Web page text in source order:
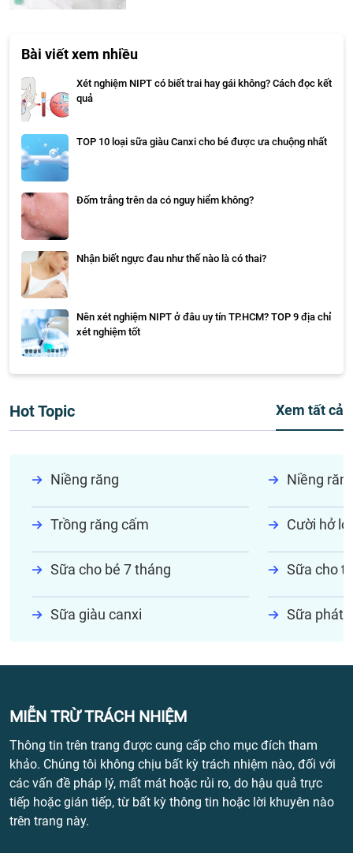
Bài viết xem nhiều
Xét nghiệm NIPT có biết trai hay gái không? Cách đọc kết
quả
TOP 10 loại sữa giàu Canxi cho bé được ưa chuộng nhất
Đốm trắng trên da có nguy hiểm không?
Nhận biết ngực đau như thế nào là có thai?
Nên xét nghiệm NIPT ở đâu uy tín TP.HCM? TOP 9 địa chỉ
xét nghiệm tốt
Hot Topic Xem tất cả
Niềng răng Niềng
Trồng răng cấm Cười hở lợi
Sữa cho bé 7 tháng Sữa cho
Sữa giàu canxi Sữa phát
MIỄN TRỪ TRÁCH NHIỆM
Thông tin trên trang được cung cấp cho mục đích tham
khảo. Chúng tôi không chịu bất kỳ trách nhiệm nào, đối với
các vấn đề pháp lý, mất mát hoặc rủi ro, do hậu quả trực
tiếp hoặc gián tiếp, từ bất kỳ thông tin hoặc lời khuyên nào
trên trang này.